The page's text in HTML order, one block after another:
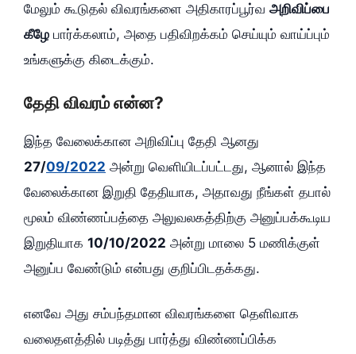
மேலும் கூடுதல் விவரங்களை அதிகாரப்பூர்வ அறிவிப்பை
கீழே பார்க்கலாம், அதை பதிவிறக்கம் செய்யும் வாய்ப்பும்
உங்களுக்கு கிடைக்கும்.
தேதி விவரம் என்ன?
இந்த வேலைக்கான அறிவிப்பு தேதி ஆனது
27/09/2022 அன்று வெளியிடப்பட்டது, ஆனால் இந்த
வேலைக்கான இறுதி தேதியாக, அதாவது நீங்கள் தபால்
மூலம் விண்ணப்பத்தை அலுவலகத்திற்கு அனுப்பக்கூடிய
இறுதியாக 10/10/2022 அன்று மாலை 5 மணிக்குள்
அனுப்ப வேண்டும் என்பது குறிப்பிடதக்கது.
எனவே அது சம்பந்தமான விவரங்களை தெளிவாக
வலைதளத்தில் படித்து பார்த்து விண்ணப்பிக்க